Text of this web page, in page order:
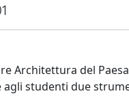
Architettura del
studenti due